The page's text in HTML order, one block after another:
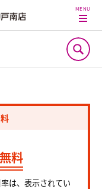
料
は、表示されてい